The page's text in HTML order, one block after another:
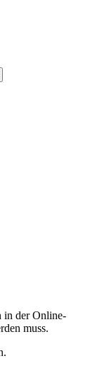
in der Online-
muss.